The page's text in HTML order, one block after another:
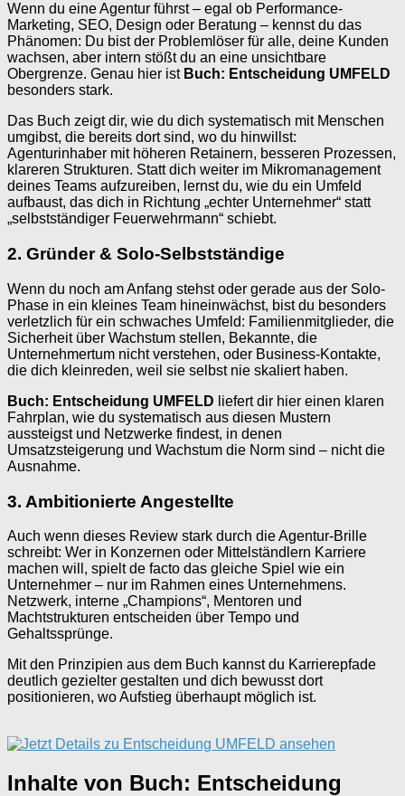
Wenn du eine Agentur führst – egal ob Performance-
Marketing, SEO, Design oder Beratung – kennst du das
Phänomen: Du bist der Problemlöser für alle, deine Kunden
wachsen, aber intern stößt du an eine unsichtbare
Obergrenze. Genau hier ist Buch: Entscheidung UMFELD
besonders stark.
Das Buch zeigt dir, wie du dich systematisch mit Menschen
umgibst, die bereits dort sind, wo du hinwillst:
Agenturinhaber mit höheren Retainern, besseren Prozessen,
klareren Strukturen. Statt dich weiter im Mikromanagement
deines Teams aufzureiben, lernst du, wie du ein Umfeld
aufbaust, das dich in Richtung „echter Unternehmer“ statt
„selbstständiger Feuerwehrmann“ schiebt.
2. Gründer & Solo-Selbstständige
Wenn du noch am Anfang stehst oder gerade aus der Solo-
Phase in ein kleines Team hineinwächst, bist du besonders
verletzlich für ein schwaches Umfeld: Familienmitglieder, die
Sicherheit über Wachstum stellen, Bekannte, die
Unternehmertum nicht verstehen, oder Business-Kontakte,
die dich kleinreden, weil sie selbst nie skaliert haben.
Buch: Entscheidung UMFELD liefert dir hier einen klaren
Fahrplan, wie du systematisch aus diesen Mustern
aussteigst und Netzwerke findest, in denen
Umsatzsteigerung und Wachstum die Norm sind – nicht die
Ausnahme.
3. Ambitionierte Angestellte
Auch wenn dieses Review stark durch die Agentur-Brille
schreibt: Wer in Konzernen oder Mittelständlern Karriere
machen will, spielt de facto das gleiche Spiel wie ein
Unternehmer – nur im Rahmen eines Unternehmens.
Netzwerk, interne „Champions“, Mentoren und
Machtstrukturen entscheiden über Tempo und
Gehaltssprünge.
Mit den Prinzipien aus dem Buch kannst du Karrierepfade
deutlich gezielter gestalten und dich bewusst dort
positionieren, wo Aufstieg überhaupt möglich ist.
Inhalte von Buch: Entscheidung